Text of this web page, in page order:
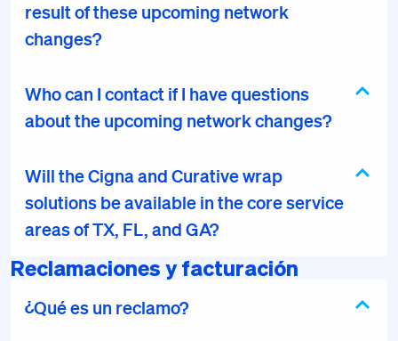
result of these upcoming network
changes?
Who can I contact if I have questions
about the upcoming network changes?
Will the Cigna and Curative wrap
solutions be available in the core service
areas of TX, FL, and GA?
Reclamaciones y facturación
¿Qué es un reclamo?